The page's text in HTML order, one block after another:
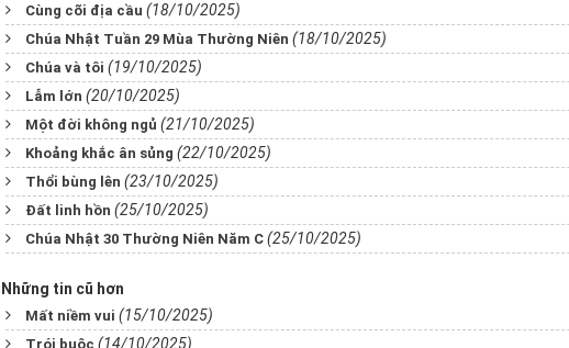
Cùng cõi địa cầu (18/10/2025)
Chúa Nhật Tuần 29 Mùa Thường Niên (18/10/2025)
Chúa và tôi (19/10/2025)
Lẫm lớn (20/10/2025)
Một đời không ngủ (21/10/2025)
Khoảng khắc ân sủng (22/10/2025)
Thổi bùng lên (23/10/2025)
Đất linh hồn (25/10/2025)
Chúa Nhật 30 Thường Niên Năm C (25/10/2025)
Những tin cũ hơn
Mất niềm vui (15/10/2025)
Trói buộc (14/10/2025)